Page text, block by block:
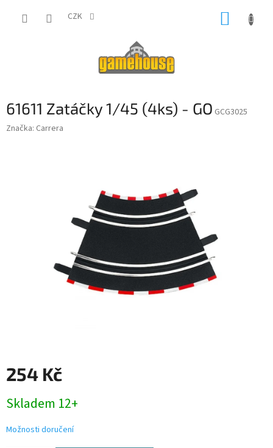
CZK
61611 Zatáčky 1/45 (4ks) - GO GCG3025
Značka: Carrera
254 Kč
cena:
Skladem 12+
Možnosti doručení